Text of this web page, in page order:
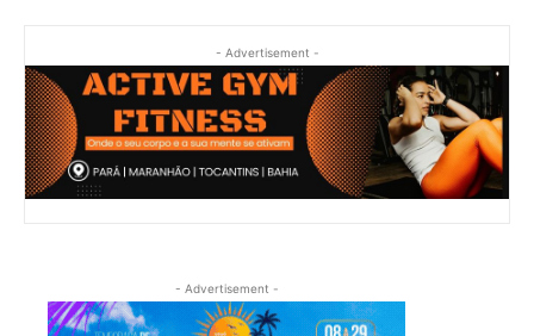
- Advertisement -
- Advertisement -